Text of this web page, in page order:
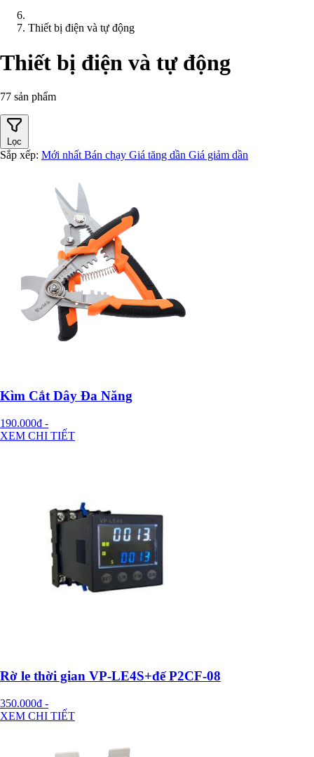
Thiết bị điện và tự động
Thiết bị điện và tự động
77 sản phẩm
Lọc
Sắp xếp: Mới nhất Bán chạy Giá tăng dần Giá giảm dần
Kìm Cắt Dây Đa Năng
190.000đ -
XEM CHI TIẾT
Rờ le thời gian VP-LE4S+đế P2CF-08
350.000đ -
XEM CHI TIẾT